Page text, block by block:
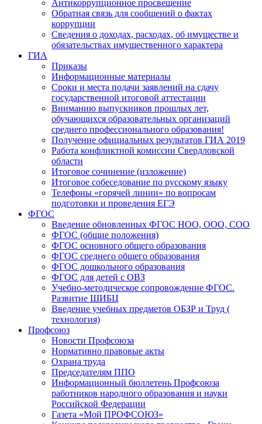
Антикоррупционное просвещение
Обратная связь для сообщений о фактах
коррупции
Сведения о доходах, расходах, об имуществе и
обязательствах имущественного характера
ГИА
Приказы
Информационные материалы
Сроки и места подачи заявлений на сдачу
государственной итоговой аттестации
Вниманию выпускников прошлых лет,
обучающихся образовательных организаций
среднего профессионального образования!
Получение официальных результатов ГИА 2019
Работа конфликтной комиссии Свердловской
области
Итоговое сочинение (изложение)
Итоговое собеседование по русскому языку
Телефоны «горячей линии» по вопросам
подготовки и проведения ЕГЭ
ФГОС
Введение обновленных ФГОС НОО, ООО, СОО
ФГОС (общие положения)
ФГОС основного общего образования
ФГОС среднего общего образования
ФГОС дошкольного образования
ФГОС для детей с ОВЗ
Учебно-методическое сопровождение ФГОС.
Развитие ШИБЦ
Введение учебных предметов ОБЗР и Труд (
технология)
Профсоюз
Новости Профсоюза
Нормативно правовые акты
Охрана труда
Председателям ППО
Информационный бюллетень Профсоюза
работников народного образования и науки
Российской Федерации
Газета «Мой ПРОФСОЮЗ»